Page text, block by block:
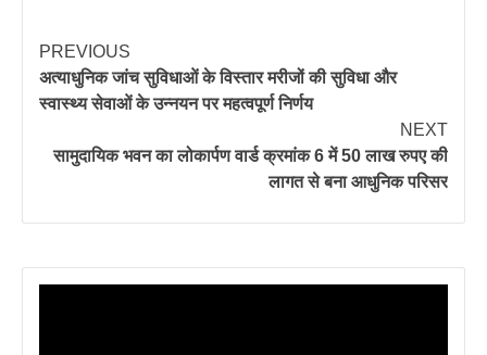
PREVIOUS
अत्याधुनिक जांच सुविधाओं के विस्तार मरीजों की सुविधा और
स्वास्थ्य सेवाओं के उन्नयन पर महत्वपूर्ण निर्णय
NEXT
सामुदायिक भवन का लोकार्पण वार्ड क्रमांक 6 में 50 लाख रुपए की
लागत से बना आधुनिक परिसर